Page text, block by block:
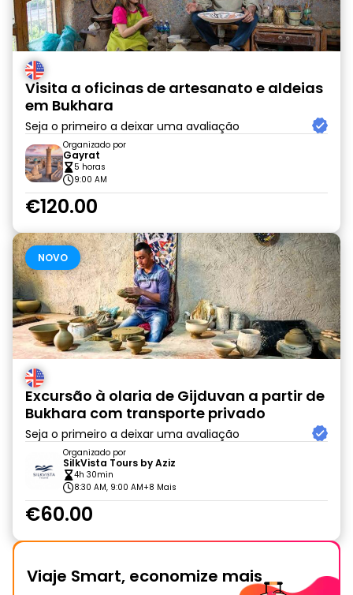
Visita a oficinas de artesanato e aldeias
em Bukhara
Seja o primeiro a deixar uma avaliação
Organizado por
Gayrat
5 horas
9:00 AM
€120.00
NOVO
Excursão à olaria de Gijduvan a partir de
Bukhara com transporte privado
Seja o primeiro a deixar uma avaliação
Organizado por
SilkVista Tours by Aziz
4h 30min
8:30 AM, 9:00 AM+8 Mais
€60.00
Viaje Smart, economize mais